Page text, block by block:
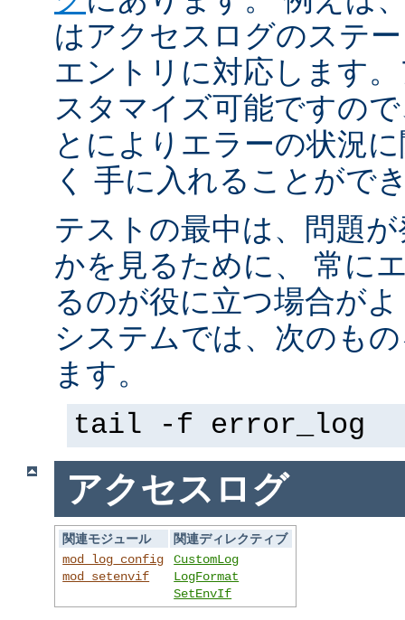
はアクセスログのステ
エントリに対応します
スタマイズ可能ですの
とによりエラーの状況
く 手に入れることがで
テストの最中は、問題
かを見るために、 常に
るのが役に立つ場合が
システムでは、次のも
ます。
tail -f error_log
アクセスログ
関連モジュール
関連ディレクティブ
mod_log_config
mod_setenvif
CustomLog
LogFormat
SetEnvIf